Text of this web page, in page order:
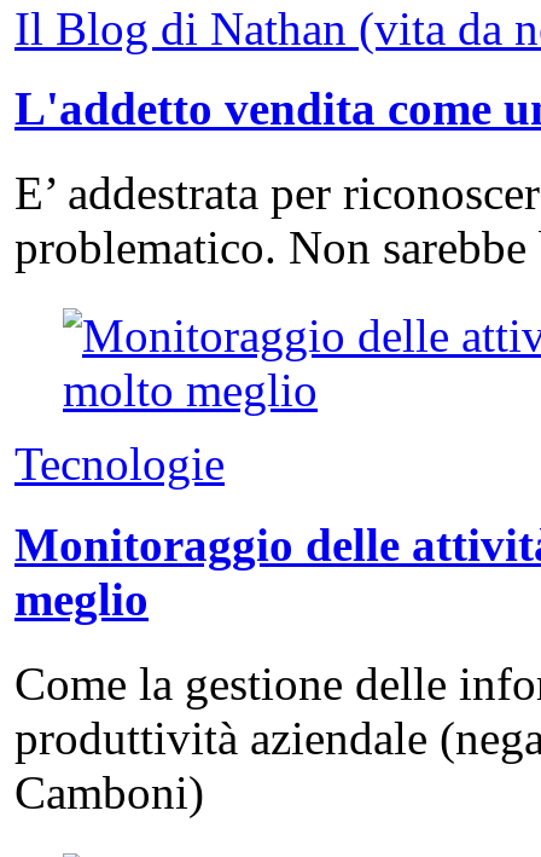
Il Blog di Nathan (vita da
L'addetto vendita come
E’ addestrata per
problematico. Non
Tecnologie
Monitoraggio delle
meglio
Come la gestione delle
produttività aziendale
Camboni)